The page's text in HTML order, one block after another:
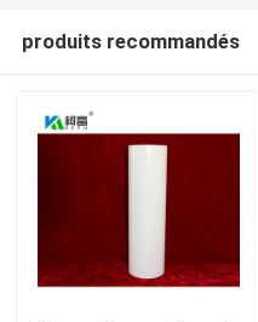
produits recommandés